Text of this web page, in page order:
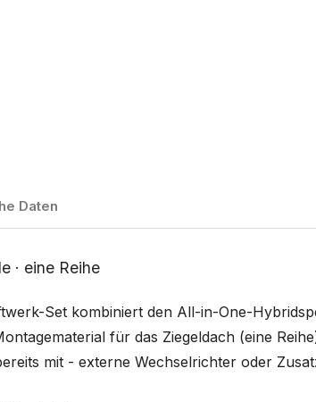
Daten
· eine Reihe
Set kombiniert den All-in-One-
für das Ziegeldach (eine
mit - externe Wechselrichter oder